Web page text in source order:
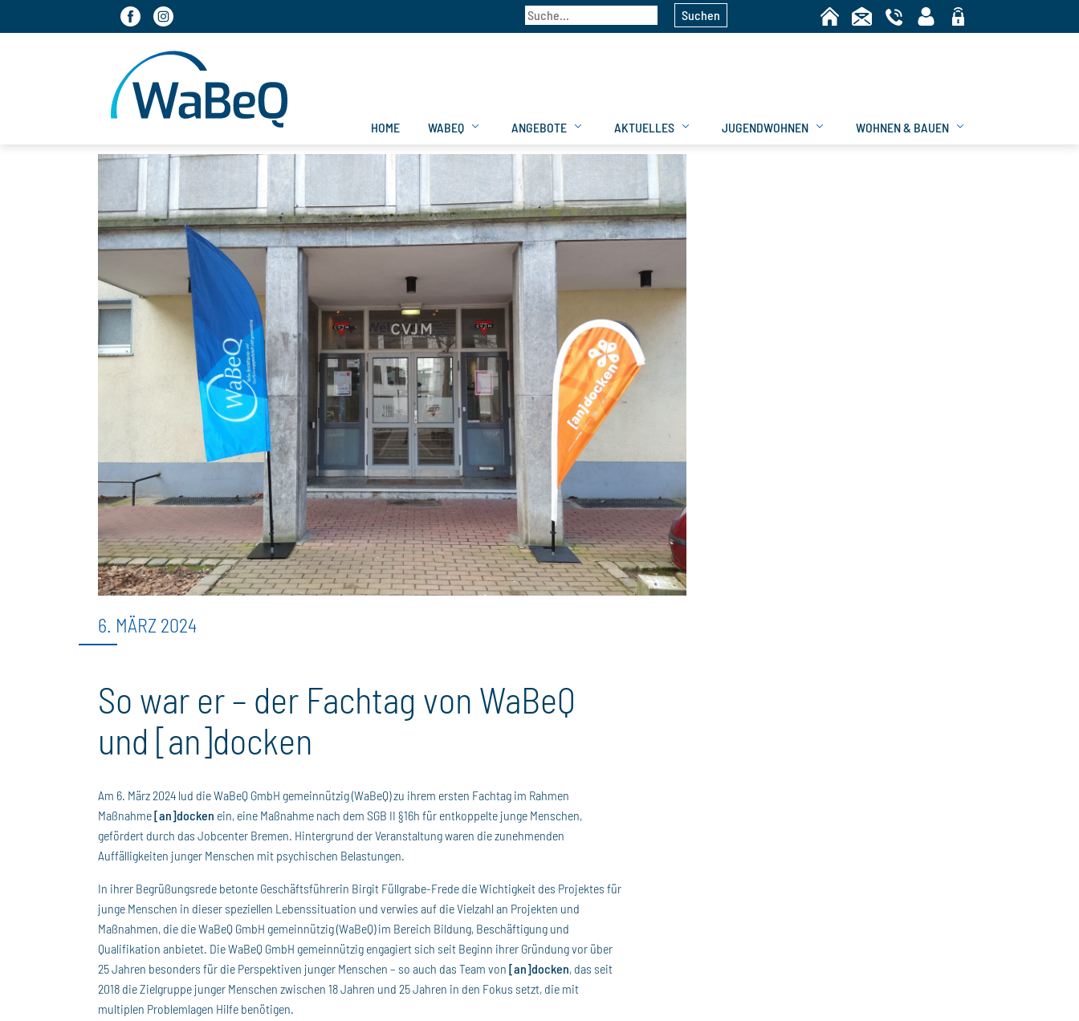
Bereich
Suchen
HOME WABEQ ANGEBOTE AKTUELLES JUGENDWOHNEN WOHNEN & BAUEN
6. MÄRZ 2024
So war er – der Fachtag von WaBeQ
und [an]docken
Am 6. März 2024 lud die WaBeQ GmbH gemeinnützig (WaBeQ) zu ihrem ersten Fachtag im Rahmen
Maßnahme[an]docken ein, eine Maßnahme nach dem SGB II §16h für entkoppelte junge Menschen,
gefördert durch das Jobcenter Bremen. Hintergrund der Veranstaltung waren die zunehmenden
Auffälligkeiten junger Menschen mit psychischen Belastungen.
In ihrer Begrüßungsrede betonte Geschäftsführerin Birgit Füllgrabe-Frede die Wichtigkeit des Projektes für
junge Menschen in dieser speziellen Lebenssituation und verwies auf die Vielzahl an Projekten und
Maßnahmen, die die WaBeQ GmbH gemeinnützig (WaBeQ) im Bereich Bildung, Beschäftigung und
Qualifikation anbietet. Die WaBeQ GmbH gemeinnützig engagiert sich seit Beginn ihrer Gründung vor über
25 Jahren besonders für die Perspektiven junger Menschen – so auch das Team von [an]docken, das seit
2018 die Zielgruppe junger Menschen zwischen 18 Jahren und 25 Jahren in den Fokus setzt, die mit
multiplen Problemlagen Hilfe benötigen.